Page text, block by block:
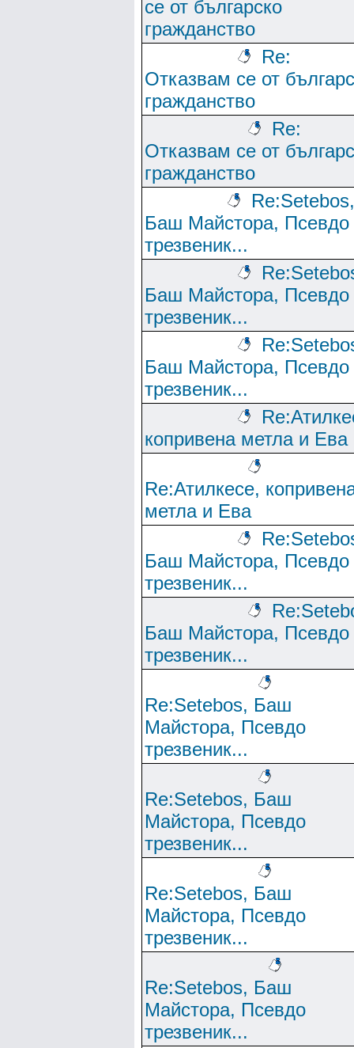
се от българско
гражданство
Re:
Отказвам се от
гражданство
Re:
Отказвам се от
гражданство
Re:Setebos,
Баш Майстора, Псевдо
трезвеник...
Баш Майстора, Псевдо
трезвеник...
Баш Майстора, Псевдо
трезвеник...
копривена метла и Ева
Re:Атилкесе,
метла и Ева
Баш Майстора, Псевдо
трезвеник...
Баш Майстора, Псевдо
трезвеник...
Re:Setebos, Баш
Майстора, Псевдо
трезвеник...
Re:Setebos, Баш
Майстора, Псевдо
трезвеник...
Re:Setebos, Баш
Майстора, Псевдо
трезвеник...
Re:Setebos, Баш
Майстора, Псевдо
трезвеник...